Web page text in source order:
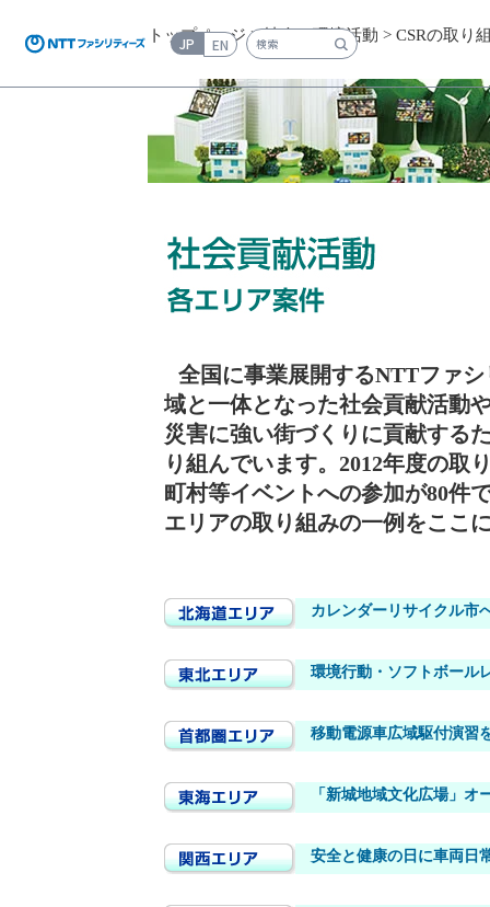
JP EN 検索キーワード入力
トップページ>社会・環境活動 > CSRの取り
全国に事業展開するNTTファ
域と一体となった社会貢献活動
災害に強い街づくりに貢献する
り組んでいます。2012年度の取
町村等イベントへの参加が80件
エリアの取り組みの一例をここ
カレンダーリサイクル市
環境行動・ソフトボール
移動電源車広域駆付演習
「新城地域文化広場」オ
安全と健康の日に車両日